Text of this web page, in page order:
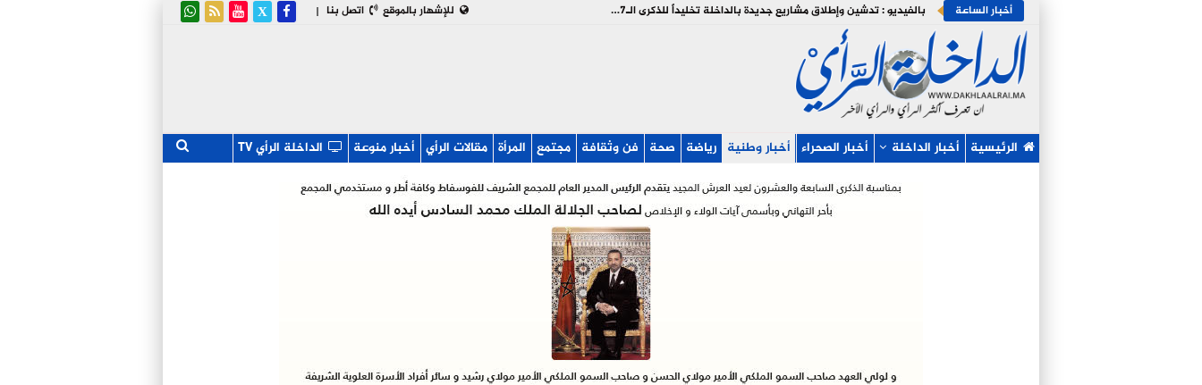
| اتصل بنا للإشهار بالموقع أخبار الساعة بالفيديو : تدشين وإطلاق مشاريع جديدة بالداخلة تخليداً للذكرى الـ27 لعيد العرش
الرئيسية أخبار الداخلة أخبار الصحراء أخبار وطنية رياضة صحة فن وثقافة مجتمع المرأة مقالات الرأي أخبار منوعة الداخلة الرأي TV